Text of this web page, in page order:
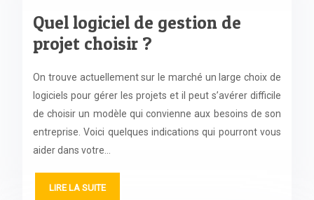
Quel logiciel de gestion de
projet choisir ?
On trouve actuellement sur le marché un large choix de
logiciels pour gérer les projets et il peut s’avérer difficile
de choisir un modèle qui convienne aux besoins de son
entreprise. Voici quelques indications qui pourront vous
aider dans votre…
LIRE LA SUITE